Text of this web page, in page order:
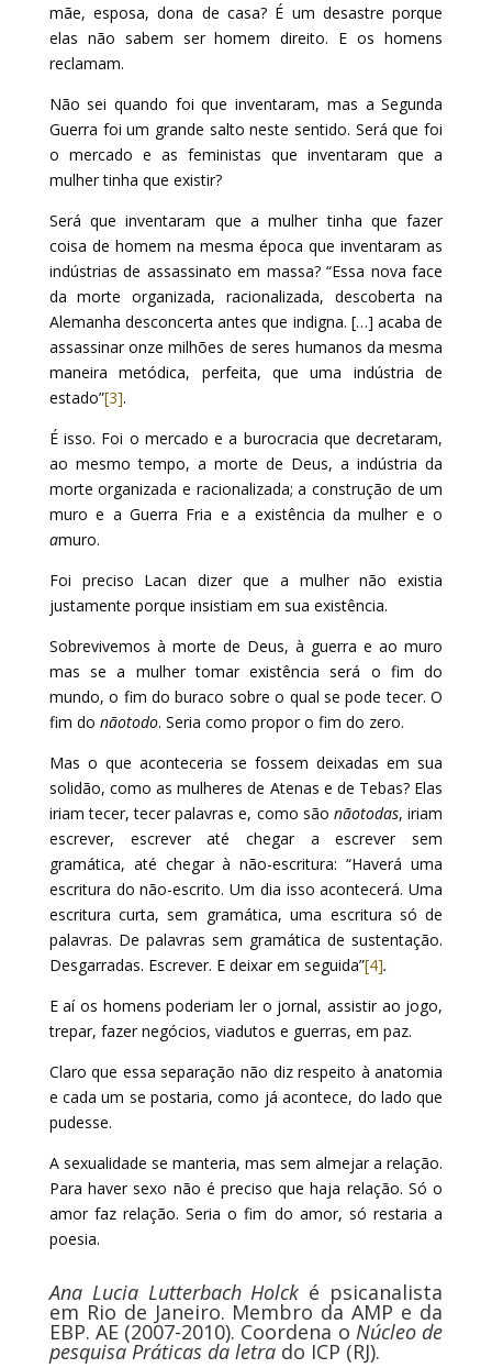
mãe, esposa, dona de casa? É um desastre porque
elas não sabem ser homem direito. E os homens
reclamam.
Não sei quando foi que inventaram, mas a Segunda
Guerra foi um grande salto neste sentido. Será que foi
o mercado e as feministas que inventaram que a
mulher tinha que existir?
Será que inventaram que a mulher tinha que fazer
coisa de homem na mesma época que inventaram as
indústrias de assassinato em massa? “Essa nova face
da morte organizada, racionalizada, descoberta na
Alemanha desconcerta antes que indigna. […] acaba de
assassinar onze milhões de seres humanos da mesma
maneira metódica, perfeita, que uma indústria de
estado”[3].
É isso. Foi o mercado e a burocracia que decretaram,
ao mesmo tempo, a morte de Deus, a indústria da
morte organizada e racionalizada; a construção de um
muro e a Guerra Fria e a existência da mulher e o
amuro.
Foi preciso Lacan dizer que a mulher não existia
justamente porque insistiam em sua existência.
Sobrevivemos à morte de Deus, à guerra e ao muro
mas se a mulher tomar existência será o fim do
mundo, o fim do buraco sobre o qual se pode tecer. O
fim do nãotodo. Seria como propor o fim do zero.
Mas o que aconteceria se fossem deixadas em sua
solidão, como as mulheres de Atenas e de Tebas? Elas
iriam tecer, tecer palavras e, como sãonãotodas, iriam
escrever, escrever até chegar a escrever sem
gramática, até chegar à não-escritura: “Haverá uma
escritura do não-escrito. Um dia isso acontecerá. Uma
escritura curta, sem gramática, uma escritura só de
palavras. De palavras sem gramática de sustentação.
Desgarradas. Escrever. E deixar em seguida”[4].
E aí os homens poderiam ler o jornal, assistir ao jogo,
trepar, fazer negócios, viadutos e guerras, em paz.
Claro que essa separação não diz respeito à anatomia
e cada um se postaria, como já acontece, do lado que
pudesse.
A sexualidade se manteria, mas sem almejar a relação.
Para haver sexo não é preciso que haja relação. Só o
amor faz relação. Seria o fim do amor, só restaria a
poesia.
Ana Lucia Lutterbach Holck é psicanalista
em Rio de Janeiro. Membro da AMP e da
EBP. AE (2007-2010). Coordena o Núcleo de
pesquisa Práticas da letra do ICP (RJ).